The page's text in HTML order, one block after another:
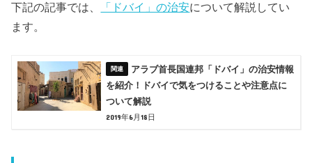
下記の記事では、 「ドバイ」の治安について解説してい
ます。
アラブ首長国連邦「ドバイ」の治安情報
を紹介！ドバイで気をつけることや注意点に
ついて解説
2019年6月18日